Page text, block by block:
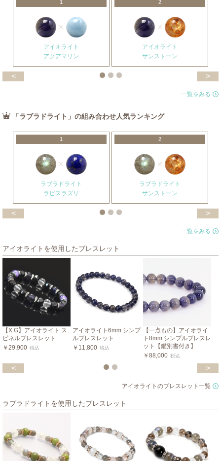
1
アイオライト
アクアマリン
2
アイオライト
サンストーン
< >
一覧をみる
「ラブラドライト」の組み合わせ人気ランキング
1
ラブラドライト
ラピスラズリ
2
ラブラドライト
サンストーン
< >
一覧をみる
アイオライトを使用したブレスレット
【X.G】アイオライト ス
ピネルブレスレット
￥29,900 税込
アイオライト6mm シンプ
ルブレスレット
￥11,800 税込
【一点もの】アイオライ
ト8mm シンプルブレスレ
ット【鑑別書付き】
￥88,000 税込
< >
アイオライトのブレスレット一覧
ラブラドライトを使用したブレスレット